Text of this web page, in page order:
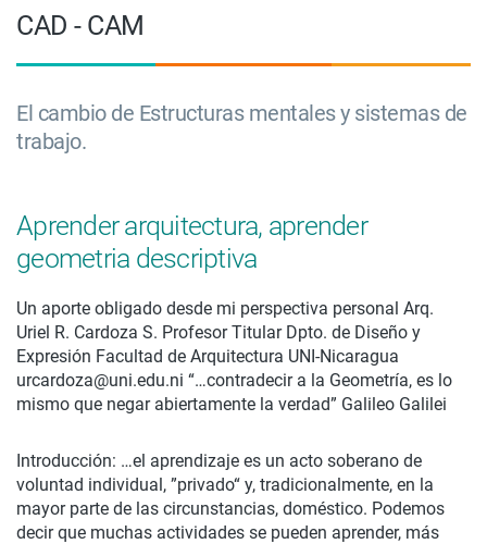
CAD - CAM
El cambio de Estructuras mentales y sistemas de
trabajo.
Aprender arquitectura, aprender
geometria descriptiva
Un aporte obligado desde mi perspectiva personal Arq.
Uriel R. Cardoza S. Profesor Titular Dpto. de Diseño y
Expresión Facultad de Arquitectura UNI-Nicaragua
urcardoza@uni.edu.ni “…contradecir a la Geometría, es lo
mismo que negar abiertamente la verdad” Galileo Galilei
Introducción: …el aprendizaje es un acto soberano de
voluntad individual, ”privado“ y, tradicionalmente, en la
mayor parte de las circunstancias, doméstico. Podemos
decir que muchas actividades se pueden aprender, más